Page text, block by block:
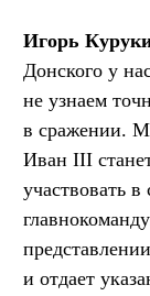
Игорь
Донского у
не узнаем
в сражении.
Иван III
участвовать
и отдает